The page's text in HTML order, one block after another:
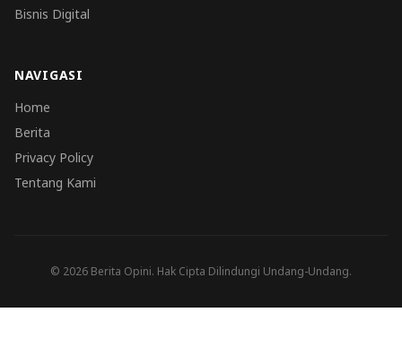
Bisnis Digital
NAVIGASI
Home
Berita
Privacy Policy
Tentang Kami
© 2026 Berita Opini. Hak Cipta Dilindungi Undang-Undang.